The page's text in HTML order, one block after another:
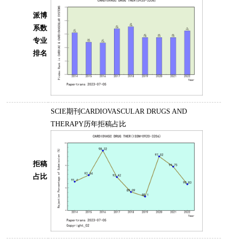
派博
系数
专业
排名
拒稿
占比
SCIE期刊CARDIOVASCULAR DRUGS AND
THERAPY历年拒稿占比